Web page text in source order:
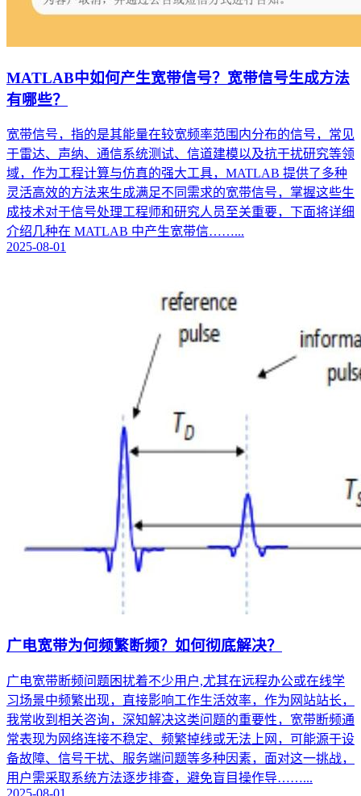
MATLAB中如何产生宽带信号？宽带信号生成方法
有哪些？
宽带信号，指的是其能量在较宽频率范围内分布的信号，常见
于雷达、声纳、通信系统测试、信道建模以及抗干扰研究等领
域，作为工程计算与仿真的强大工具，MATLAB 提供了多种
灵活高效的方法来生成满足不同需求的宽带信号，掌握这些生
成技术对于信号处理工程师和研究人员至关重要，下面将详细
介绍几种在 MATLAB 中产生宽带信……...
2025-08-01
广电宽带为何频繁断频？如何彻底解决？
广电宽带断频问题困扰着不少用户,尤其在远程办公或在线学
习场景中频繁出现，直接影响工作生活效率，作为网站站长，
我常收到相关咨询，深知解决这类问题的重要性，宽带断频通
常表现为网络连接不稳定、频繁掉线或无法上网，可能源于设
备故障、信号干扰、服务端问题等多种因素，面对这一挑战，
用户需采取系统方法逐步排查，避免盲目操作导……...
2025-08-01